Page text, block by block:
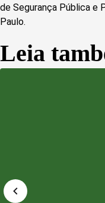
de Segurança Pública e
Paulo.
Leia